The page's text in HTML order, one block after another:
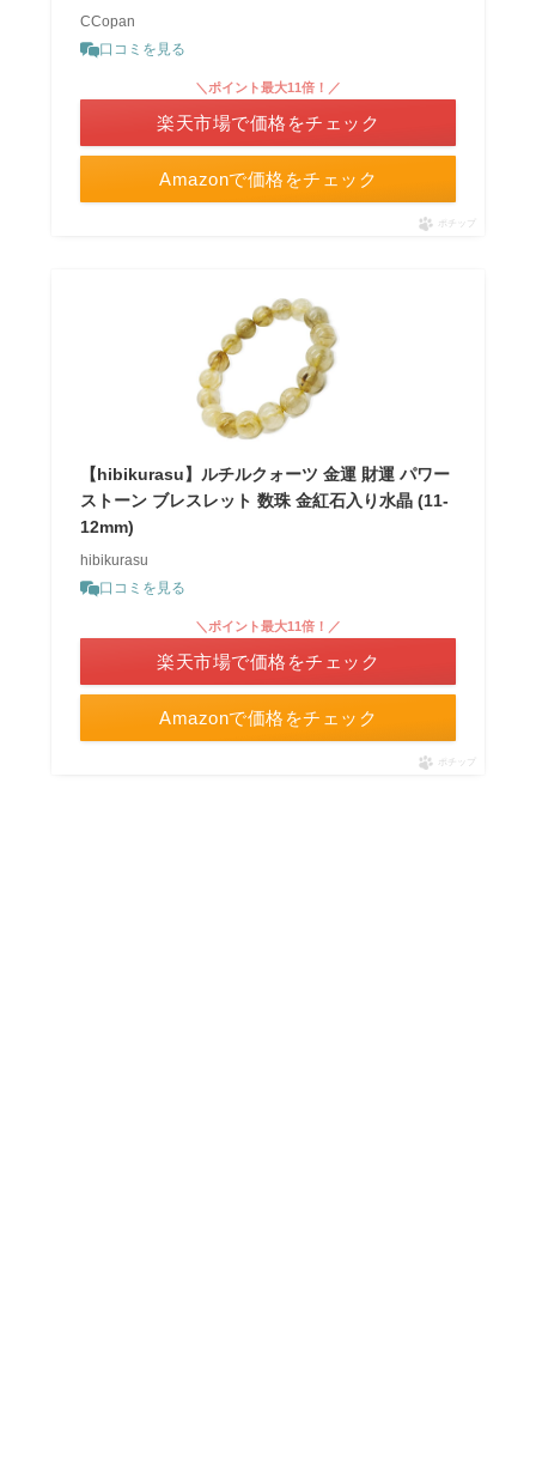
CCopan
口コミを見る
Amazonで価格をチェック
＼ポイント最大11倍！／
楽天市場で価格をチェック
ポチップ
【hibikurasu】ルチルクォーツ 金運 財運 パワー
ストーン ブレスレット 数珠 金紅石入り水晶 (11-
12mm)
hibikurasu
口コミを見る
Amazonで価格をチェック
＼ポイント最大11倍！／
楽天市場で価格をチェック
ポチップ